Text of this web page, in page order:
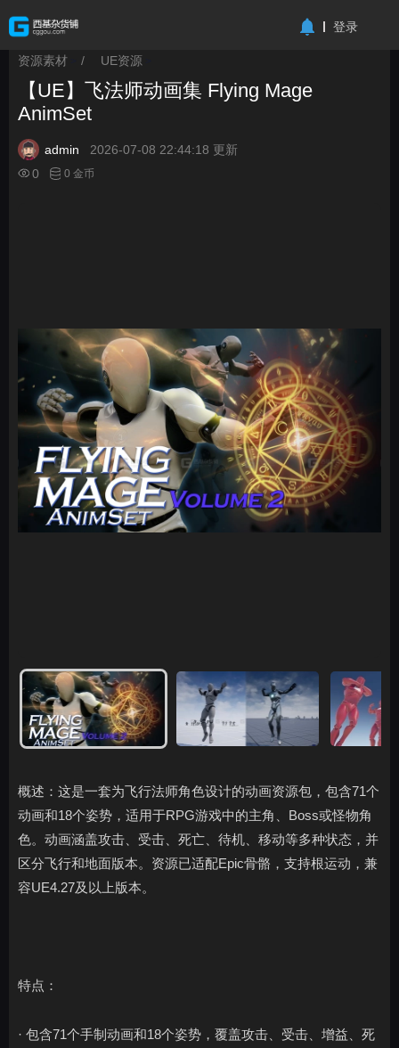
登录
资源素材 / UE资源
【UE】飞法师动画集 Flying Mage
AnimSet
admin
2026-07-08 22:44:18 更新
0
0 金币
概述：这是一套为飞行法师角色设计的动画资源包，包含71个
动画和18个姿势，适用于RPG游戏中的主角、Boss或怪物角
色。动画涵盖攻击、受击、死亡、待机、移动等多种状态，并
区分飞行和地面版本。资源已适配Epic骨骼，支持根运动，兼
容UE4.27及以上版本。
特点：
· 包含71个手制动画和18个姿势，覆盖攻击、受击、增益、死